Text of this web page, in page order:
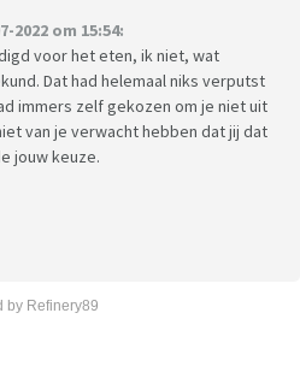
2022 om 15:54:
voor het eten, ik niet, wat
Dat had helemaal niks verputst
immers zelf gekozen om je niet uit
van je verwacht hebben dat jij dat
jouw keuze.
by Refinery89